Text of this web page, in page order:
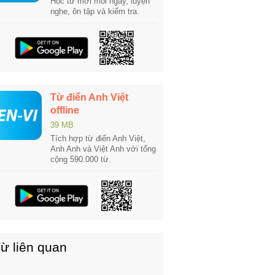
nghe, ôn tập và kiểm tra.
Từ điển Anh Việt
offline
39 MB
Tích hợp từ điển Anh Việt,
Anh Anh và Việt Anh với tổng
cộng 590.000 từ.
liên quan